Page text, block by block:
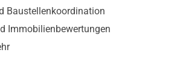
Baustellenkoordination
Immobilienbewertungen